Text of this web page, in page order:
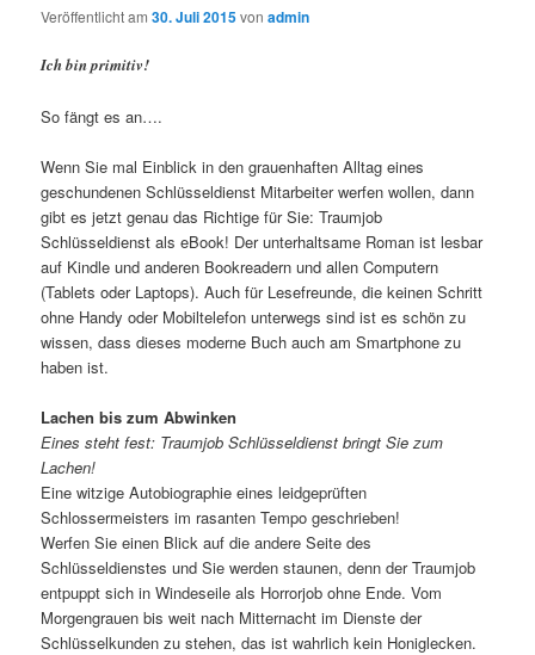
Veröffentlicht am30. Juli 2015vonadmin
Ich bin primitiv!
So fängt es an….
Wenn Sie mal Einblick in den grauenhaften Alltag eines
geschundenen Schlüsseldienst Mitarbeiter werfen wollen, dann
gibt es jetzt genau das Richtige für Sie: Traumjob
Schlüsseldienst als eBook! Der unterhaltsame Roman ist lesbar
auf Kindle und anderen Bookreadern und allen Computern
(Tablets oder Laptops). Auch für Lesefreunde, die keinen Schritt
ohne Handy oder Mobiltelefon unterwegs sind ist es schön zu
wissen, dass dieses moderne Buch auch am Smartphone zu
haben ist.
Lachen bis zum Abwinken
Eines steht fest: Traumjob Schlüsseldienst bringt Sie zum
Lachen!
Eine witzige Autobiographie eines leidgeprüften
Schlossermeisters im rasanten Tempo geschrieben!
Werfen Sie einen Blick auf die andere Seite des
Schlüsseldienstes und Sie werden staunen, denn der Traumjob
entpuppt sich in Windeseile als Horrorjob ohne Ende. Vom
Morgengrauen bis weit nach Mitternacht im Dienste der
Schlüsselkunden zu stehen, das ist wahrlich kein Honiglecken.